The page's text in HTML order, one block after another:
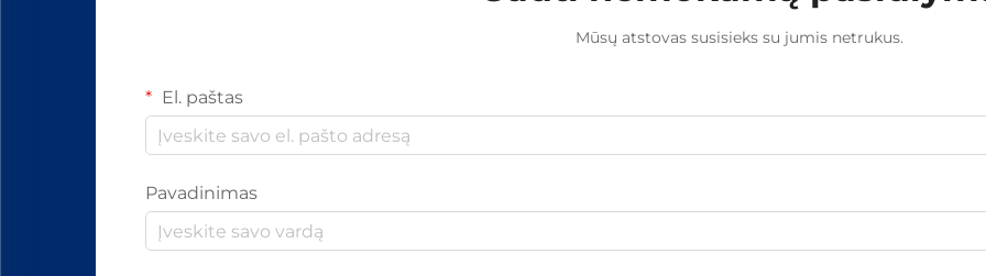
Mūsų atstovas susisieks su jumis netrukus.
El. paštas
Pavadinimas